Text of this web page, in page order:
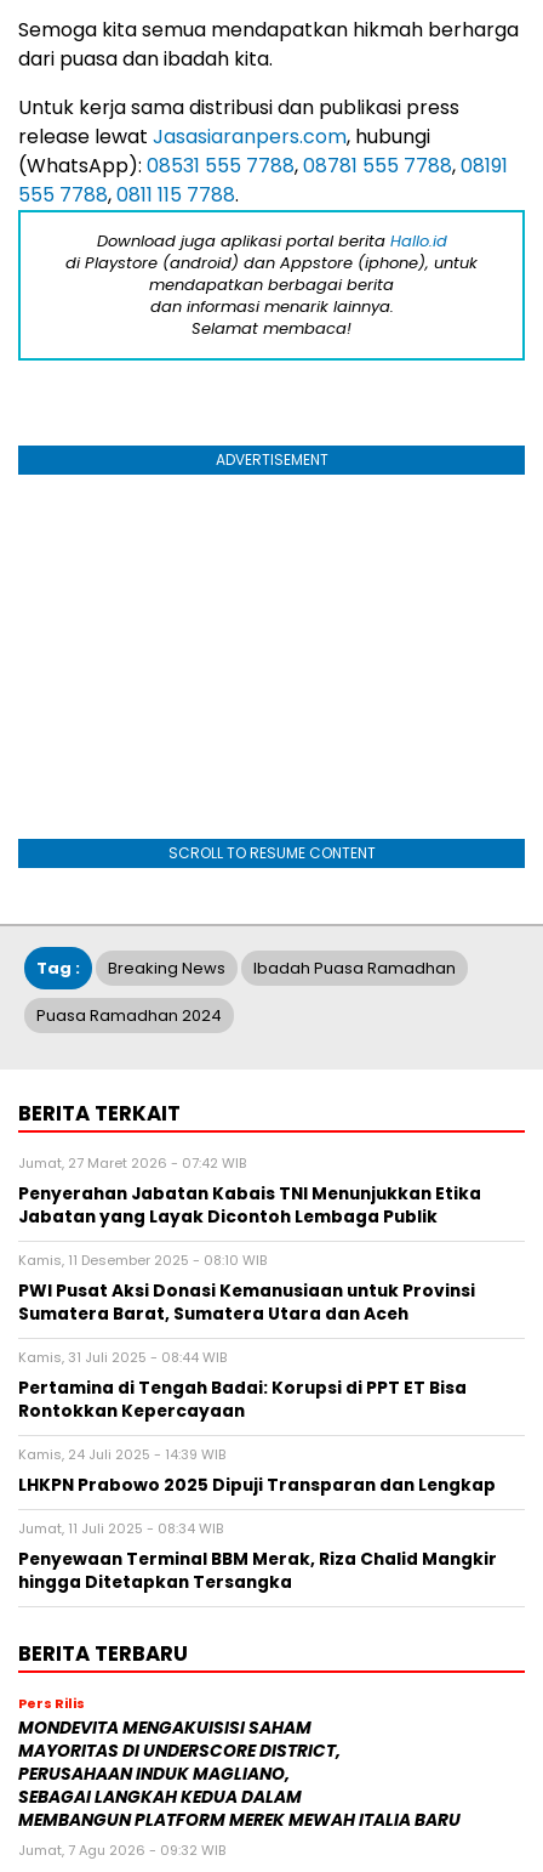
Semoga kita semua mendapatkan hikmah berharga
dari puasa dan ibadah kita.
Untuk kerja sama distribusi dan publikasi press
release lewat Jasasiaranpers.com, hubungi
(WhatsApp): 08531 555 7788,08781 555 7788,08191
555 7788,0811 115 7788.
Download juga aplikasi portal berita Hallo.id
di Playstore (android) dan Appstore (iphone), untuk
mendapatkan berbagai berita
dan informasi menarik lainnya.
Selamat membaca!
ADVERTISEMENT
SCROLL TO RESUME CONTENT
Tag : Breaking News Ibadah Puasa Ramadhan
Puasa Ramadhan 2024
BERITA TERKAIT
Jumat, 27 Maret 2026 - 07:42 WIB
Penyerahan Jabatan Kabais TNI Menunjukkan Etika
Jabatan yang Layak Dicontoh Lembaga Publik
Kamis, 11 Desember 2025 - 08:10 WIB
PWI Pusat Aksi Donasi Kemanusiaan untuk Provinsi
Sumatera Barat, Sumatera Utara dan Aceh
Kamis, 31 Juli 2025 - 08:44 WIB
Pertamina di Tengah Badai: Korupsi di PPT ET Bisa
Rontokkan Kepercayaan
Kamis, 24 Juli 2025 - 14:39 WIB
LHKPN Prabowo 2025 Dipuji Transparan dan Lengkap
Jumat, 11 Juli 2025 - 08:34 WIB
Penyewaan Terminal BBM Merak, Riza Chalid Mangkir
hingga Ditetapkan Tersangka
BERITA TERBARU
Pers Rilis
MONDEVITA MENGAKUISISI SAHAM
MAYORITAS DI UNDERSCORE DISTRICT,
PERUSAHAAN INDUK MAGLIANO,
SEBAGAI LANGKAH KEDUA DALAM
MEMBANGUN PLATFORM MEREK MEWAH ITALIA BARU
Jumat, 7 Agu 2026 - 09:32 WIB